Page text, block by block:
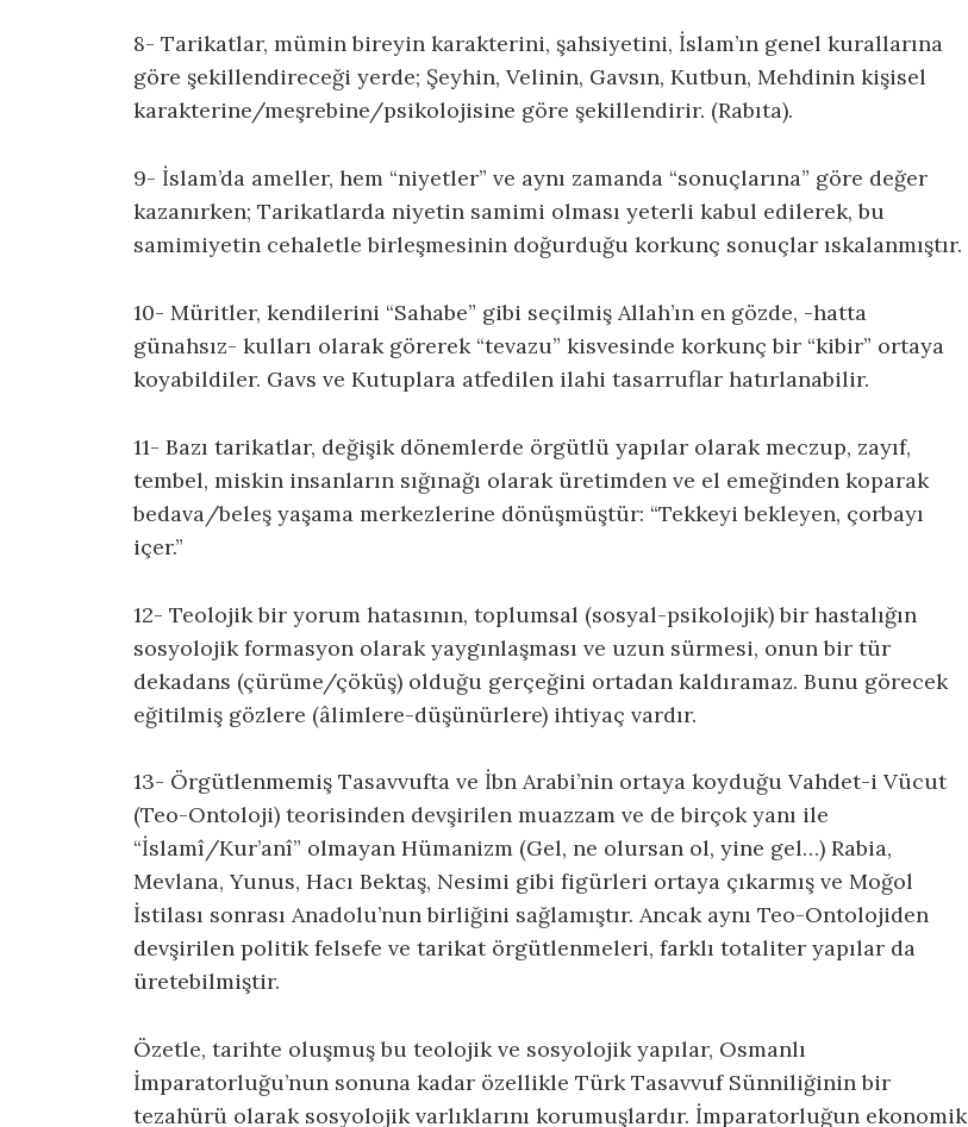
8- Tarikatlar, mümin bireyin karakterini, şahsiyetini, İslam’ın genel kurallarına
göre şekillendireceği yerde; Şeyhin, Velinin, Gavsın, Kutbun, Mehdinin kişisel
karakterine/meşrebine/psikolojisine göre şekillendirir. (Rabıta).
9- İslam’da ameller, hem “niyetler” ve aynı zamanda “sonuçlarına” göre değer
kazanırken; Tarikatlarda niyetin samimi olması yeterli kabul edilerek, bu
samimiyetin cehaletle birleşmesinin doğurduğu korkunç sonuçlar ıskalanmıştır.
10- Müritler, kendilerini “Sahabe” gibi seçilmiş Allah’ın en gözde, -hatta
günahsız- kulları olarak görerek “tevazu” kisvesinde korkunç bir “kibir” ortaya
koyabildiler. Gavs ve Kutuplara atfedilen ilahi tasarruflar hatırlanabilir.
11- Bazı tarikatlar, değişik dönemlerde örgütlü yapılar olarak meczup, zayıf,
tembel, miskin insanların sığınağı olarak üretimden ve el emeğinden koparak
bedava/beleş yaşama merkezlerine dönüşmüştür: “Tekkeyi bekleyen, çorbayı
içer.”
12- Teolojik bir yorum hatasının, toplumsal (sosyal-psikolojik) bir hastalığın
sosyolojik formasyon olarak yaygınlaşması ve uzun sürmesi, onun bir tür
dekadans (çürüme/çöküş) olduğu gerçeğini ortadan kaldıramaz. Bunu görecek
eğitilmiş gözlere (âlimlere-düşünürlere) ihtiyaç vardır.
13- Örgütlenmemiş Tasavvufta ve İbn Arabi’nin ortaya koyduğu Vahdet-i Vücut
(Teo-Ontoloji) teorisinden devşirilen muazzam ve de birçok yanı ile
“İslamî/Kur’anî” olmayan Hümanizm (Gel, ne olursan ol, yine gel…) Rabia,
Mevlana, Yunus, Hacı Bektaş, Nesimi gibi figürleri ortaya çıkarmış ve Moğol
İstilası sonrası Anadolu’nun birliğini sağlamıştır. Ancak aynı Teo-Ontolojiden
devşirilen politik felsefe ve tarikat örgütlenmeleri, farklı totaliter yapılar da
üretebilmiştir.
Özetle, tarihte oluşmuş bu teolojik ve sosyolojik yapılar, Osmanlı
İmparatorluğu’nun sonuna kadar özellikle Türk Tasavvuf Sünniliğinin bir
tezahürü olarak sosyolojik varlıklarını korumuşlardır. İmparatorluğun ekonomik